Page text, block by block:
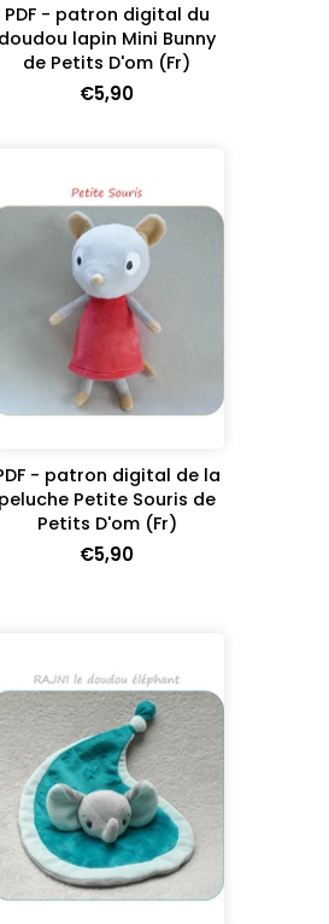
PDF - patron digital du
doudou lapin Mini Bunny
de Petits D'om (Fr)
€5,90
- patron digital de la
peluche Petite Souris de
Petits D'om (Fr)
€5,90